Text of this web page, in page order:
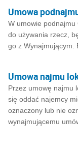
Umowa
W umowie
do używania rzecz,
go z Wynajmującym.
Umowa najmu
Przez umowę najmu
się oddać najemcy
oznaczony lub nie
wynajmującemu